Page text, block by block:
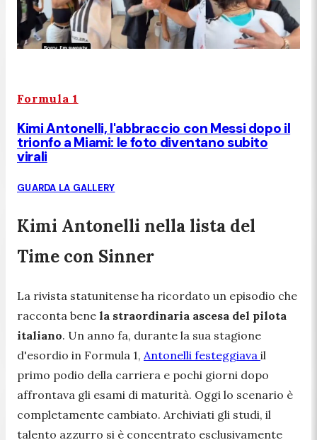
Formula 1
Kimi Antonelli, l'abbraccio con Messi dopo il
trionfo a Miami: le foto diventano subito
virali
GUARDA LA GALLERY
Kimi Antonelli nella lista del
Time con Sinner
La rivista statunitense ha ricordato un episodio che
racconta bene la straordinaria ascesa del pilota
italiano. Un anno fa, durante la sua stagione
d'esordio in Formula 1, Antonelli festeggiava il
primo podio della carriera e pochi giorni dopo
affrontava gli esami di maturità. Oggi lo scenario è
completamente cambiato. Archiviati gli studi, il
talento azzurro si è concentrato esclusivamente